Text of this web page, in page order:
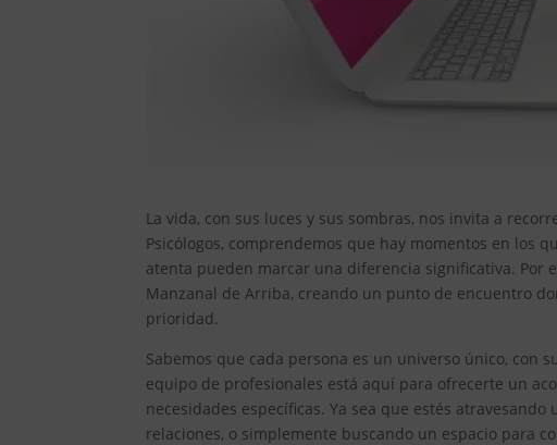
La vida, con sus luces y sus sombras, nos invita a
Psicólogos, comprendemos que hay momentos en los
atenta pueden marcar una diferencia significativa. Por
Manzanal de Arriba, creando un punto de encuentro
prioridad.
Sabemos que cada persona es un universo único, con
equipo de profesionales está aquí para ofrecerte un
necesidades específicas. Ya sea que estés
relaciones, o simplemente buscando un espacio para